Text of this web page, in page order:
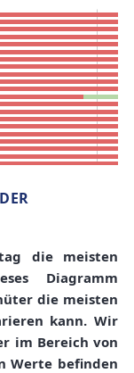
die meisten
Diagramm
die meisten
kann. Wir
im Bereich von
Werte befinden